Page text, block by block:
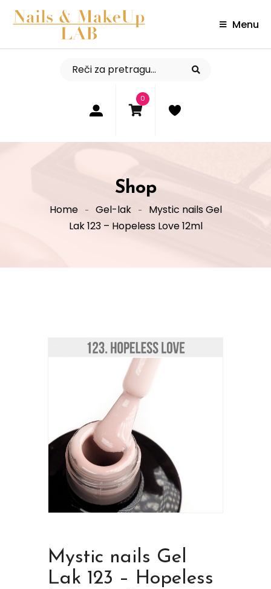
Menu
0
Shop
Home Gel-lak
Mystic nails Gel
Lak 123 – Hopeless Love 12ml
Mystic nails Gel
Lak 123 – Hopeless